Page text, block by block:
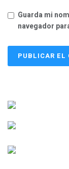
Guarda mi
navegador